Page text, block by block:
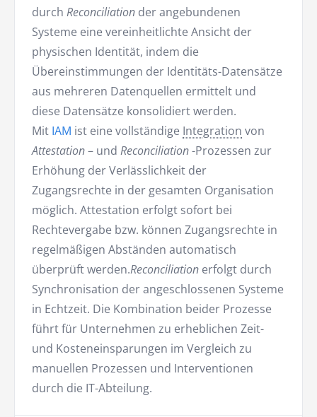
durch Reconciliation der angebundenen
Systeme eine vereinheitlichte Ansicht der
physischen Identität, indem die
Übereinstimmungen der Identitäts-Datensätze
aus mehreren Datenquellen ermittelt und
diese Datensätze konsolidiert werden.
Mit IAM ist eine vollständige Integration von
Attestation– und Reconciliation-Prozessen zur
Erhöhung der Verlässlichkeit der
Zugangsrechte in der gesamten Organisation
möglich. Attestation erfolgt sofort bei
Rechtevergabe bzw. können Zugangsrechte in
regelmäßigen Abständen automatisch
überprüft werden.Reconciliation erfolgt durch
Synchronisation der angeschlossenen Systeme
in Echtzeit. Die Kombination beider Prozesse
führt für Unternehmen zu erheblichen Zeit-
und Kosteneinsparungen im Vergleich zu
manuellen Prozessen und Interventionen
durch die IT-Abteilung.